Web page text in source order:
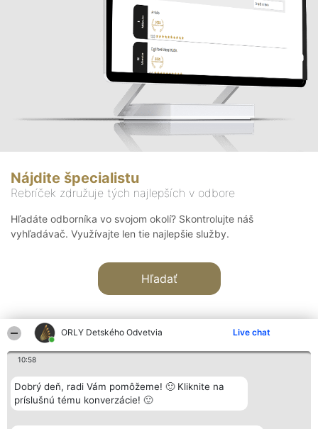
ORLY Detského Odvetvia Live chat
10:58
Dobrý deň, radi Vám pomôžeme! 🙂 Kliknite na
príslušnú tému konverzácie! 🙂
Nájdite špecialistu
Rebríček združuje tých najlepších v odbore
Hľadáte odborníka vo svojom okolí? Skontrolujte náš
vyhľadávač. Využívajte len tie najlepšie služby.
Hľadať
Organizátor hodnotenia
Bright Side Solutions sp. z o.
o. sp. k.
Wrocław 50-079
Hodnotenie
Laureáti
Lista
Laureatów
Kontakt
Kontakt